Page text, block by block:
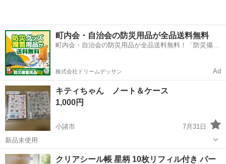
町内会・自治会の防災用品が全品送料無料
町内会・自治会の防災用品が全品送料無料！「防災備蓄
株式会社ドリームデッサン Ad
キティちゃん ノート＆ケース
1,000円
小諸市
7月31日
新品未使用
長野 小諸市 手帳
クリアシール帳 星柄 10枚リフィル付き パー